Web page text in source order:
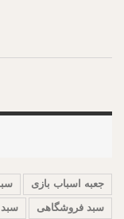
جعبه اسباب بازی
سبد فروشگاهی
سبد